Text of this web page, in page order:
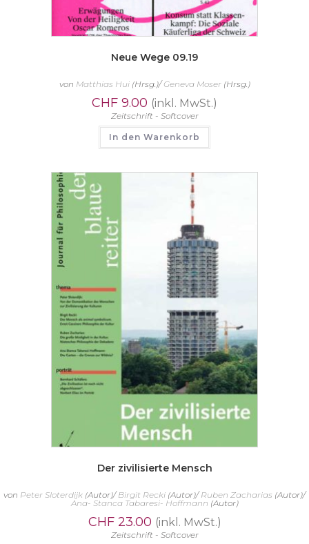
Neue Wege 09.19
von Matthias Hui(Hrsg.)/Geneva Moser(Hrsg.)
CHF 9.00 (inkl. MwSt.)
Zeitschrift - Softcover
In den Warenkorb
Der zivilisierte Mensch
von Peter Sloterdijk (Autor)/Birgit Recki (Autor)/Ruben Zacharias (Autor)/
Ana- Stanca Tabaresi- Hoffmann (Autor)
CHF23.00 (inkl. MwSt.)
Zeitschrift - Softcover